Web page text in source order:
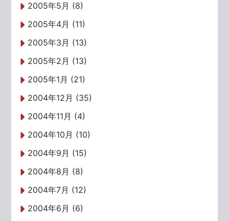
2005年5月 (8)
2005年4月 (11)
2005年3月 (13)
2005年2月 (13)
2005年1月 (21)
2004年12月 (35)
2004年11月 (4)
2004年10月 (10)
2004年9月 (15)
2004年8月 (8)
2004年7月 (12)
2004年6月 (6)